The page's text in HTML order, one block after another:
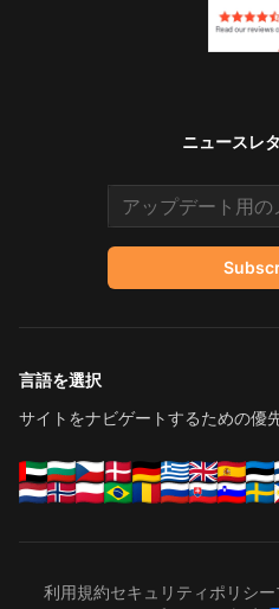
ニュースレ
Email address
言語を選択
サイトをナビゲートするための優
利用規約セキュリティポリシー